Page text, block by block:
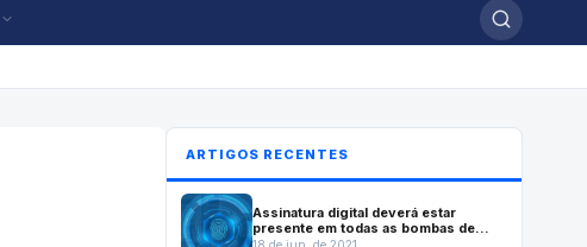
ARTIGOS RECENTES
Assinatura digital deverá estar
presente em todas as bombas de
combustível fabricadas no Brasil a